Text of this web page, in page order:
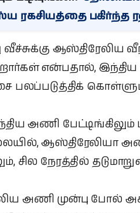
ரகசியத்தை
வீச்சுக்கு
என்பதால்,
பலப்படுத்திக் கொள்ளும்
அணி பேட்டிங்கிலும்
ஆஸ்திரேலியா
சில நேரத்தில்
அணி முன்பு போல்